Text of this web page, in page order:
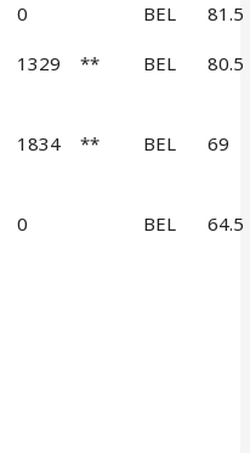
0 BEL 81.5
1329 ** BEL 80.5
1834 ** BEL 69
0 BEL 64.5